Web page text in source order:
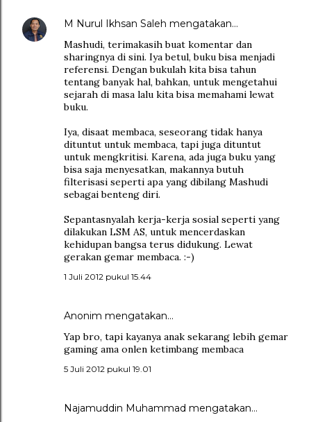
M Nurul Ikhsan Saleh mengatakan…
Mashudi, terimakasih buat komentar dan
sharingnya di sini. Iya betul, buku bisa menjadi
referensi. Dengan bukulah kita bisa tahun
tentang banyak hal, bahkan, untuk mengetahui
sejarah di masa lalu kita bisa memahami lewat
buku.
Iya, disaat membaca, seseorang tidak hanya
dituntut untuk membaca, tapi juga dituntut
untuk mengkritisi. Karena, ada juga buku yang
bisa saja menyesatkan, makannya butuh
filterisasi seperti apa yang dibilang Mashudi
sebagai benteng diri.
Sepantasnyalah kerja-kerja sosial seperti yang
dilakukan LSM AS, untuk mencerdaskan
kehidupan bangsa terus didukung. Lewat
gerakan gemar membaca. :-)
1 Juli 2012 pukul 15.44
Anonim mengatakan…
Yap bro, tapi kayanya anak sekarang lebih gemar
gaming ama onlen ketimbang membaca
5 Juli 2012 pukul 19.01
Najamuddin Muhammad mengatakan…